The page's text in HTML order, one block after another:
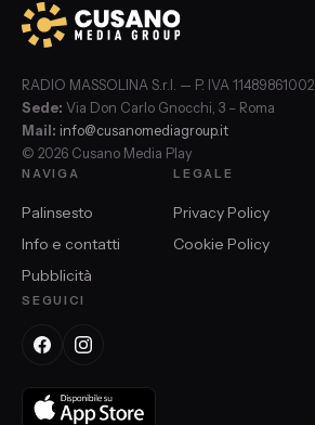
RADIO MASSOLINA S.r.l. — P. IVA 11489861002
Sede: Via Don Carlo Gnocchi, 3 – Roma
Mail: info@cusanomediagroup.it
© 2026 Cusano Media Play
NAVIGA
Palinsesto
Info e contatti
Pubblicità
LEGALE
Privacy Policy
Cookie Policy
SEGUICI